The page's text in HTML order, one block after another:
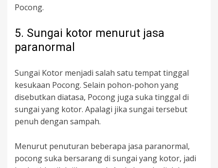
Pocong.
5. Sungai kotor menurut jasa
paranormal
Sungai Kotor menjadi salah satu tempat tinggal
kesukaan Pocong. Selain pohon-pohon yang
disebutkan diatasa, Pocong juga suka tinggal di
sungai yang kotor. Apalagi jika sungai tersebut
penuh dengan sampah.
Menurut penuturan beberapa jasa paranormal,
pocong suka bersarang di sungai yang kotor, jadi